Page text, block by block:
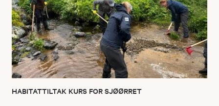
HABITATTILTAK KURS FOR SJØØRRET